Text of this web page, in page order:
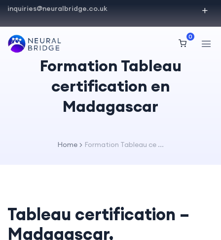
inquiries@neuralbridge.co.uk
0
Formation Tableau
certification en
Madagascar
Home Formation Tableau ce ...
Tableau certification –
Madagascar,